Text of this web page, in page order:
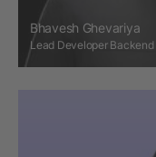
Bhavesh Ghevariya
Lead Developer Backend